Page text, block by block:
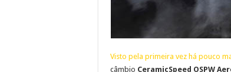
Visto pela primeira vez há pouco
câmbio CeramicSpeed OSPW